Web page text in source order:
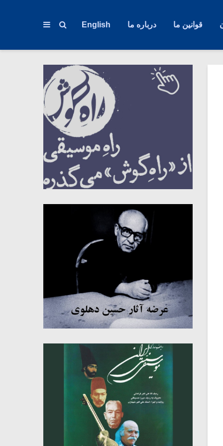
قوانین ما درباره ما English
میکلوش روژا